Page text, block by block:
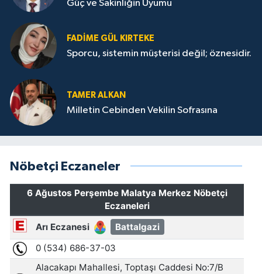
Güç ve Sakinliğin Uyumu
FADIME GÜL KIRTEKE
Sporcu, sistemin müşterisi değil; öznesidir.
TAMER ALKAN
Milletin Cebinden Vekilin Sofrasına
Nöbetçi Eczaneler